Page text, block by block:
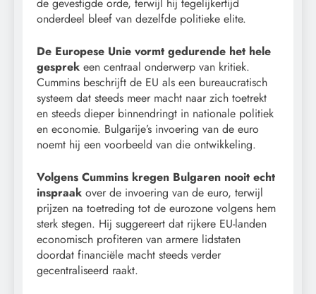
de gevestigde orde, terwijl hij tegelijkertijd
onderdeel bleef van dezelfde politieke elite.
De Europese Unie vormt gedurende het hele
gesprek een centraal onderwerp van kritiek.
Cummins beschrijft de EU als een bureaucratisch
systeem dat steeds meer macht naar zich toetrekt
en steeds dieper binnendringt in nationale politiek
en economie. Bulgarije’s invoering van de euro
noemt hij een voorbeeld van die ontwikkeling.
Volgens Cummins kregen Bulgaren nooit echt
inspraak over de invoering van de euro, terwijl
prijzen na toetreding tot de eurozone volgens hem
sterk stegen. Hij suggereert dat rijkere EU-landen
economisch profiteren van armere lidstaten
doordat financiële macht steeds verder
gecentraliseerd raakt.